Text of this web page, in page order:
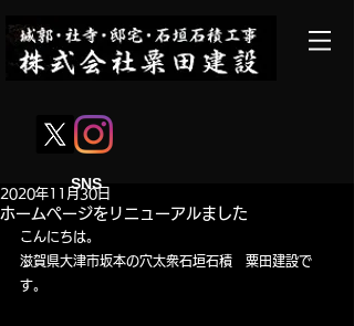
SNS
ホームページをリニューアルました
2020年11月30日
こんにちは。
滋賀県大津市坂本の穴太衆石垣石積　粟田建設で
す。